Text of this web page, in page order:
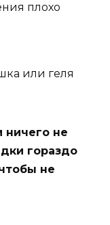
плохо
или геля
ничего не
гораздо
не